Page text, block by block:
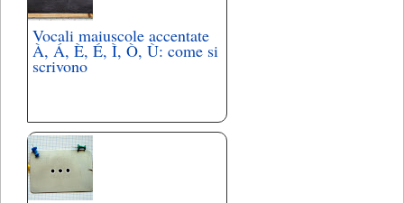
Vocali maiuscole accentate
À, Á, È, É, Ì, Ò, Ù: come si
scrivono